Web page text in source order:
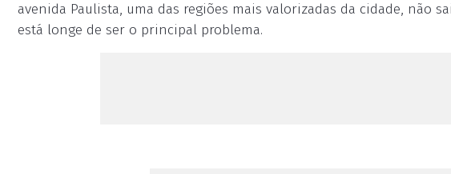
avenida Paulista, uma das regiões mais valorizadas da cidade, não
está longe de ser o principal problema.